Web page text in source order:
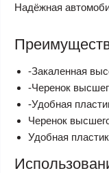
Надёжная
-Закаленная
-Черенок
-Удобная
Черенок
Удобная